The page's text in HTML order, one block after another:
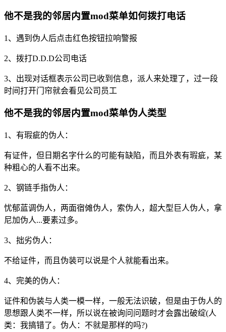
他不是我的邻居内置mod菜单如何拨打电话
1、遇到伪人后点击红色按钮拉响警报
2、拨打D.D.D公司电话
3、出现对话框表示公司已收到信息，派人来处理了，过一段
时间打开门帘就会看见公司员工
他不是我的邻居内置mod菜单伪人类型
1、有瑕疵的伪人：
有证件，但日期名字什么的可能有缺陷，而且外表有瑕疵，某
种粗心的人看不出来。
2、钢链手指伪人：
忧郁蓝调伪人，两面宿傩伪人，索伪人，超大型巨人伪人，拿
尼加伪人...要素过多。
3、拙劣伪人：
不给证件，而且伪装可以说是个人就能看出来。
4、完美的伪人：
证件和伪装与人类一模一样，一般无法识破，但是由于伪人的
思想跟人类不一样，所以说在被询问问题时才会露出破绽(人
类：我搞错了。伪人：不就是那样的吗?)